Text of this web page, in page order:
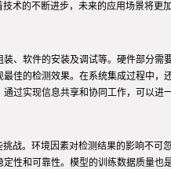
术的不断进步，未来的应用场景将更加
、软件的安装及调试等。硬件部分需
佳的检测效果。在系统集成过程中，
过实现信息共享和协同工作，可以进
战。环境因素对检测结果的影响不可
性和可靠性。模型的训练数据质量